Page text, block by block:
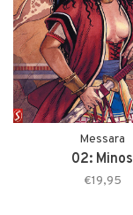
Messara
02: Minos
€19,95